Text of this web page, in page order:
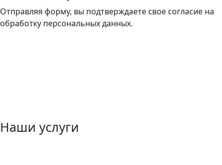
Отправляя форму, вы подтверждаете свое согласие на
обработку персональных данных.
Наши услуги